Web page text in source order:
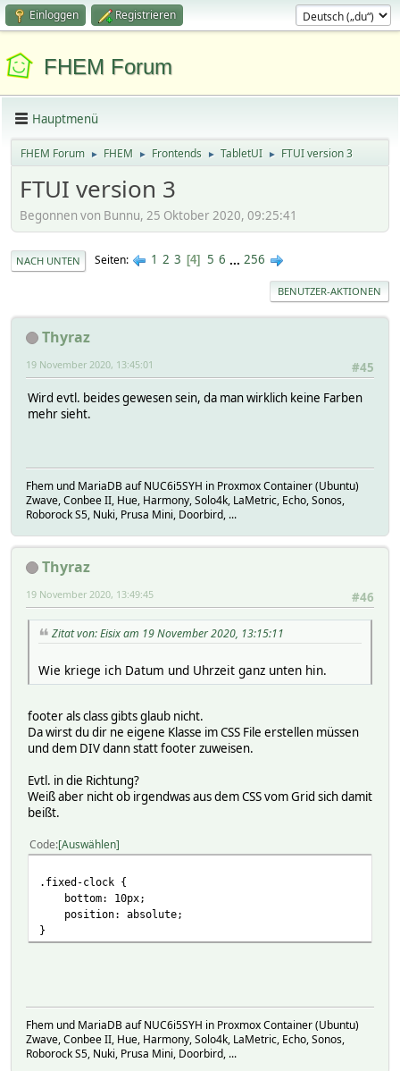
Einloggen Registrieren
FHEM Forum
Hauptmenü
FHEM Forum ► FHEM ► Frontends ► TabletUI ► FTUI version 3
FTUI version 3
Begonnen von Bunnu, 25 Oktober 2020, 09:25:41
NACH UNTEN Seiten 1 2 3 4 5 6 ... 256
BENUTZER-AKTIONEN
Thyraz
#45
19 November 2020, 13:45:01
Wird evtl. beides gewesen sein, da man wirklich keine Farben
mehr sieht.
Fhem und MariaDB auf NUC6i5SYH in Proxmox Container (Ubuntu)
Zwave, Conbee II, Hue, Harmony, Solo4k, LaMetric, Echo, Sonos,
Roborock S5, Nuki, Prusa Mini, Doorbird, ...
Thyraz
#46
19 November 2020, 13:49:45
Zitat von: Eisix am 19 November 2020, 13:15:11
Wie kriege ich Datum und Uhrzeit ganz unten hin.
footer als class gibts glaub nicht.
Da wirst du dir ne eigene Klasse im CSS File erstellen müssen
und dem DIV dann statt footer zuweisen.
Evtl. in die Richtung?
Weiß aber nicht ob irgendwas aus dem CSS vom Grid sich damit
beißt.
Code Auswählen
.fixed-clock {
bottom: 10px;
position: absolute;
}
Fhem und MariaDB auf NUC6i5SYH in Proxmox Container (Ubuntu)
Zwave, Conbee II, Hue, Harmony, Solo4k, LaMetric, Echo, Sonos,
Roborock S5, Nuki, Prusa Mini, Doorbird, ...